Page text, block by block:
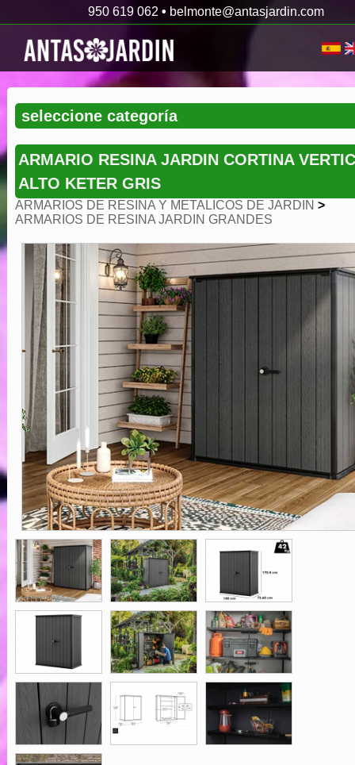
950 619 062 • belmonte@antasjardin.com
ARMARIO RESINA JARDIN CORTINA
ALTO KETER GRIS
ARMARIOS DE RESINA Y METALICOS DE JARDIN >
ARMARIOS DE RESINA JARDIN GRANDES